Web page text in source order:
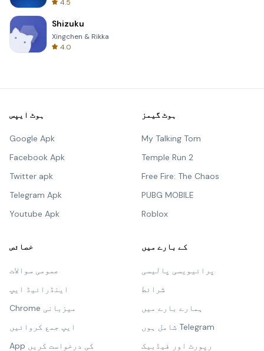
4.5
Shizuku
Xingchen & Rikka
4.0
ہوٹ ایپس
Google Apk
Facebook Apk
Twitter apk
Telegram Apk
Youtube Apk
ہوٹ گیمز
My Talking Tom
Temple Run 2
Free Fire: The Chaos
PUBG MOBILE
Roblox
خصائص
عمومی سوالات
اینڈرائیڈ ایپ
Chrome میزبانی
ایپ جمع کروائیں
App کی درخواست کریں
کے بارے میں
پرائیویسی پالیسی
شرائط
ہمارے بارے میں
شامل ہوں Telegram
رپورٹ اور فیڈبیک